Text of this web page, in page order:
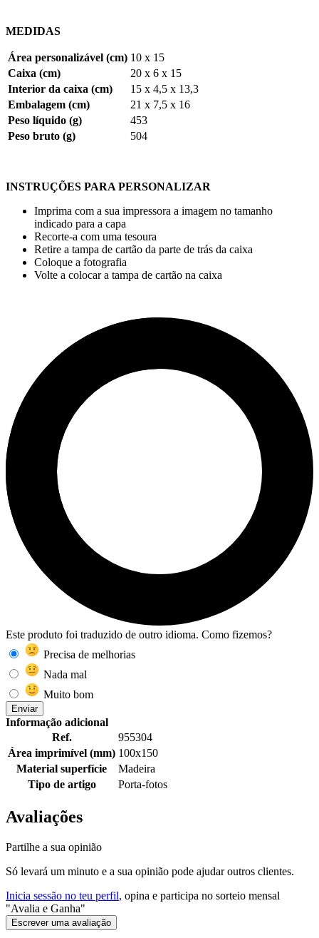
MEDIDAS
Área personalizável (cm) 10 x 15
Caixa (cm)
20 x 6 x 15
Interior da caixa (cm)
15 x 4,5 x 13,3
Embalagem (cm)
21 x 7,5 x 16
Peso líquido (g)
453
Peso bruto (g)
504
INSTRUÇÕES PARA PERSONALIZAR
Imprima com a sua impressora a imagem no tamanho
indicado para a capa
Recorte-a com uma tesoura
Retire a tampa de cartão da parte de trás da caixa
Coloque a fotografia
Volte a colocar a tampa de cartão na caixa
Este produto foi traduzido de outro idioma. Como fizemos?
Precisa de melhorias
Nada mal
Muito bom
Enviar
Informação adicional
Ref.
955304
Área imprimível (mm) 100x150
Material superfície
Madeira
Tipo de artigo
Porta-fotos
Avaliações
Partilhe a sua opinião
Só levará um minuto e a sua opinião pode ajudar outros clientes.
Inicia sessão no teu perfil, opina e participa no sorteio mensal
"Avalia e Ganha"
Escrever uma avaliação